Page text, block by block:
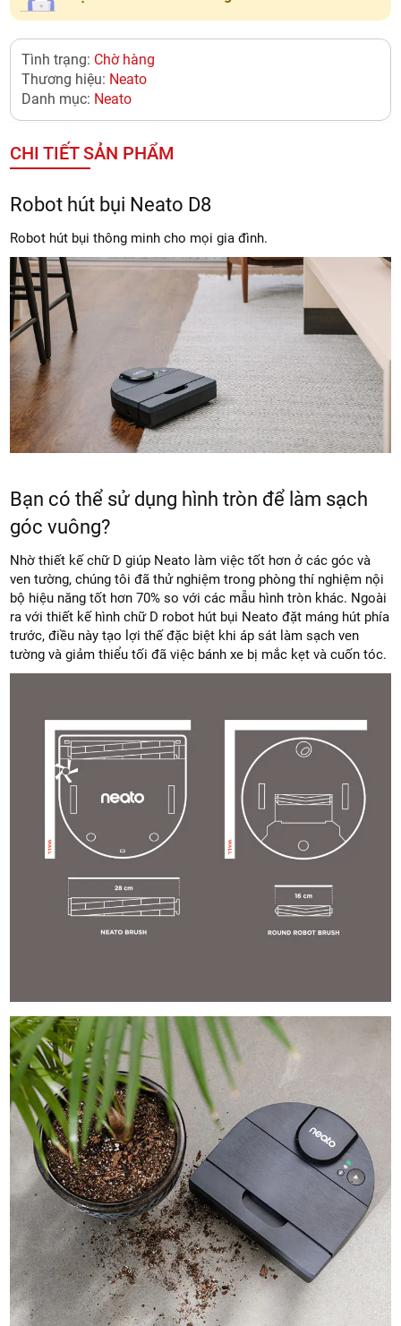
Tình trạng: Chờ hàng
Thương hiệu: Neato
Danh mục: Neato
CHI TIẾT SẢN PHẨM
Robot hút bụi Neato D8
Robot hút bụi thông minh cho mọi gia đình.
Bạn có thể sử dụng hình tròn để làm sạch
góc vuông?
Nhờ thiết kế chữ D giúp Neato làm việc tốt hơn ở các góc và
ven tường, chúng tôi đã thử nghiệm trong phòng thí nghiệm nội
bộ hiệu năng tốt hơn 70% so với các mẫu hình tròn khác. Ngoài
ra với thiết kế hình chữ D robot hút bụi Neato đặt máng hút phía
trước, điều này tạo lợi thế đặc biệt khi áp sát làm sạch ven
tường và giảm thiểu tối đã việc bánh xe bị mắc kẹt và cuốn tóc.